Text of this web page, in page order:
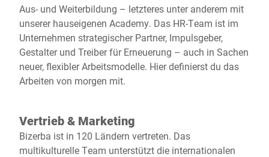
Aus- und Weiterbildung – letzteres unter anderem mit
unserer hauseigenen Academy. Das HR-Team ist im
Unternehmen strategischer Partner, Impulsgeber,
Gestalter und Treiber für Erneuerung – auch in Sachen
neuer, flexibler Arbeitsmodelle. Hier definierst du das
Arbeiten von morgen mit.
Vertrieb & Marketing
Bizerba ist in 120 Ländern vertreten. Das
multikulturelle Team unterstützt die internationalen